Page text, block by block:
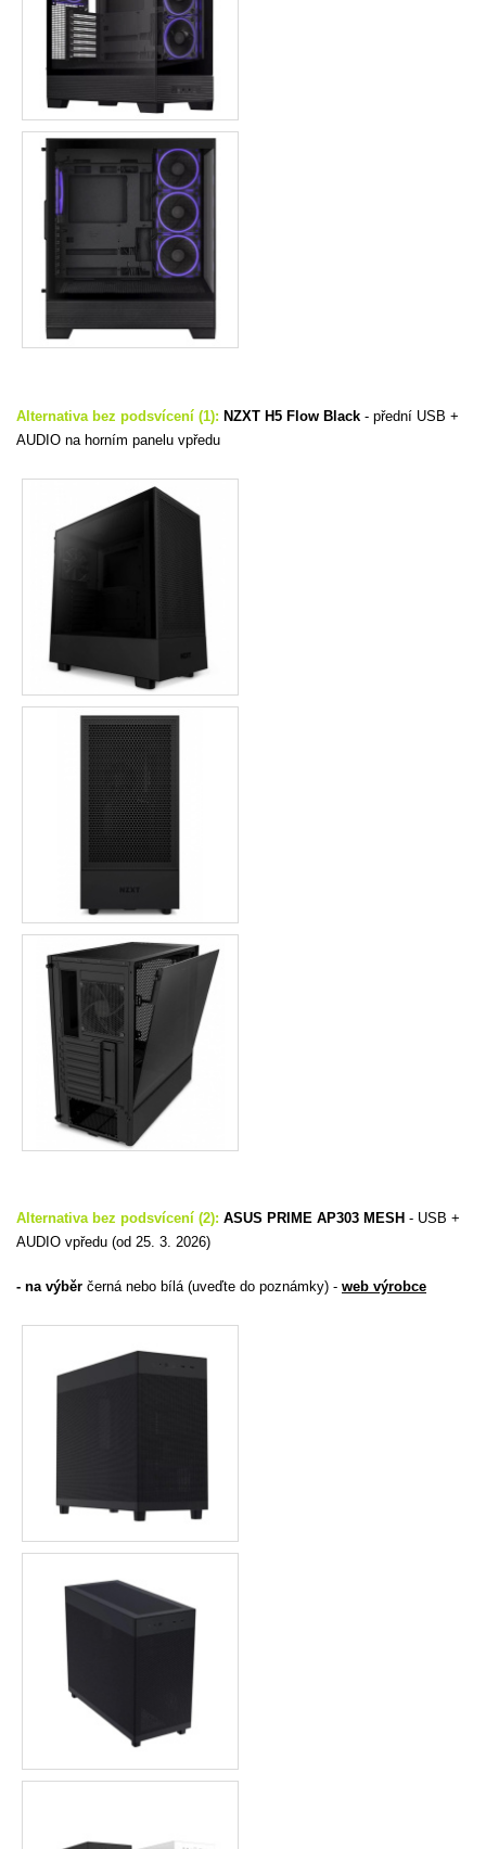
Alternativa bez podsvícení (1): NZXT H5 Flow Black - přední USB +
AUDIO na horním panelu vpředu
Alternativa bez podsvícení (2): ASUS PRIME AP303 MESH - USB +
AUDIO vpředu (od 25. 3. 2026)
- na výběr černá nebo bílá (uveďte do poznámky) - web výrobce